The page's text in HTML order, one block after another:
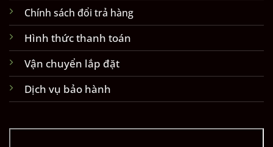
Chính sách đổi trả hàng
Hình thức thanh toán
Vận chuyển lắp đặt
Dịch vụ bảo hành